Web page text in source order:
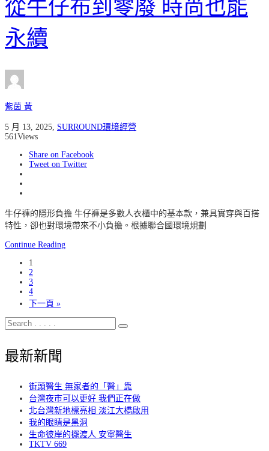
從牛仔布到零廢 時尚也能
永續
紫茵 黃
5 月 13, 2025, SURROUND環境經營
561Views
Share on Facebook
Tweet on Twitter
牛仔褲的隱形負擔 牛仔褲是多數人衣櫃中的基本款，兼具實穿與百搭
特性，卻也對環境帶來不小負擔。根據聯合國環境規劃
Continue Reading
1
2
3
4
下一頁 »
最新新聞
街頭醫生 無家者的「醫」靠
台灣夜市可以更好 我們正在做
北台灣新地標亮相 淡江大橋啟用
我的眼睛是黑洞
生命彼岸的擺渡人 安寧醫生
TKTV 669